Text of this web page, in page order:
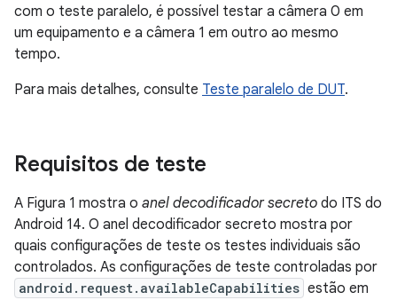
com o teste paralelo, é possível testar a câmera 0 em
um equipamento e a câmera 1 em outro ao mesmo
tempo.
Para mais detalhes, consulte Teste paralelo de DUT.
Requisitos de teste
A Figura 1 mostra o anel decodificador secreto do ITS do
Android 14. O anel decodificador secreto mostra por
quais configurações de teste os testes individuais são
controlados. As configurações de teste controladas por
android.request.availableCapabilities estão em